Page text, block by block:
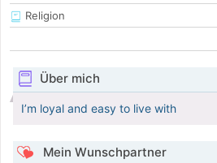
Religion
Über mich
I’m loyal and easy to live with
Mein Wunschpartner